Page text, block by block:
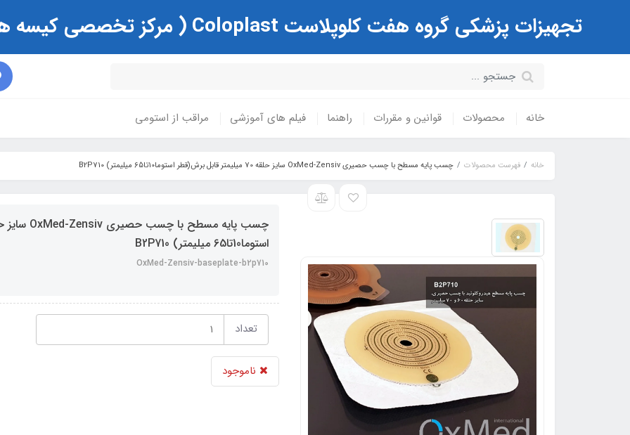
تجهیزات پزشکی گروه هفت کلوپلاست Coloplast ( مرکز تخصصی کیسه های استومی و زخم )
خانه محصولات قوانین و مقررات راهنما فیلم های آموزشی مراقب از استومی
خانه فهرست محصولات چسب پایه مسطح با چسب حصیری OxMed-Zensiv سایز حلقه 70 میلیمتر قابل برش(قطر استوما10تا65 میلیمتر) B2P710
استوما10تا65 میلیمتر) B2P710
OxMed-Zensiv-baseplate-b2p710
تعداد
ناموجود